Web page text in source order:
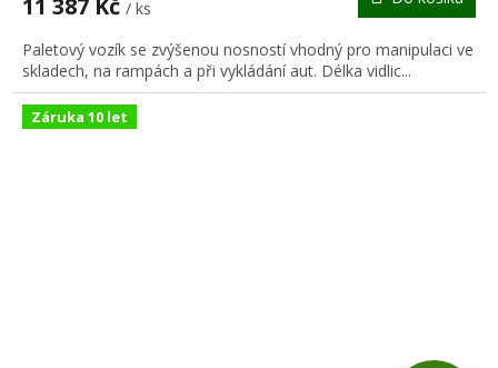
A
11 387 Kč / ks
Paletový vozík se zvýšenou nosností vhodný pro manipulaci ve
skladech, na rampách a při vykládání aut. Délka vidlic...
Záruka 10 let